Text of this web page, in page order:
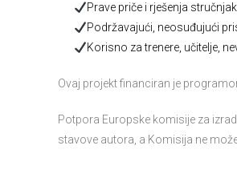
Prave priče i rješenja
Podržavajući, neosuđujući
Korisno za trenere, učitelje,
Ovaj projekt financiran je
Potpora Europske komisije za
stavove autora, a Komisija ne